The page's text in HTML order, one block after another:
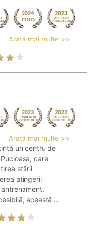
Arată mai multe >>
Arată mai multe >>
un centru de
care
stării
atingerii
această ...